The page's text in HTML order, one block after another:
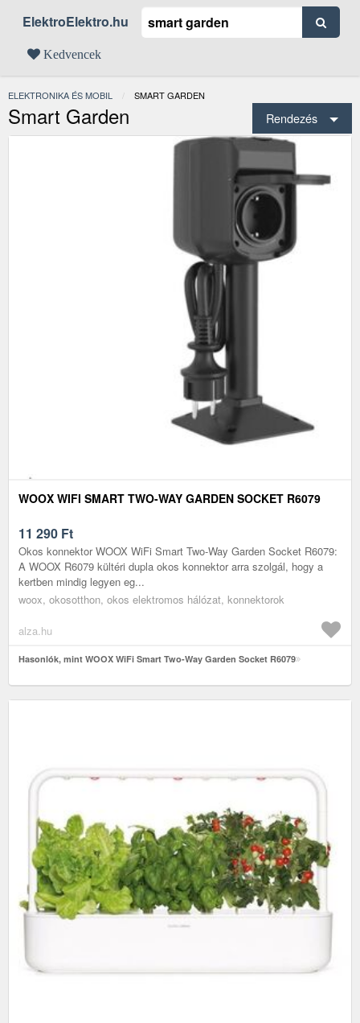
ElektroElektro.hu
Kedvencek
ELEKTRONIKA ÉS MOBIL JELENLEGI:
SMART GARDEN
Smart Garden Rendezés
WOOX WIFI SMART TWO-WAY GARDEN SOCKET R6079
11 290 Ft
Okos konnektor WOOX WiFi Smart Two-Way Garden Socket R6079:
A WOOX R6079 kültéri dupla okos konnektor arra szolgál, hogy a
kertben mindig legyen eg...
woox, okosotthon, okos elektromos hálózat, konnektorok
alza.hu
Hasonlók, mint WOOX WiFi Smart Two-Way Garden Socket R6079